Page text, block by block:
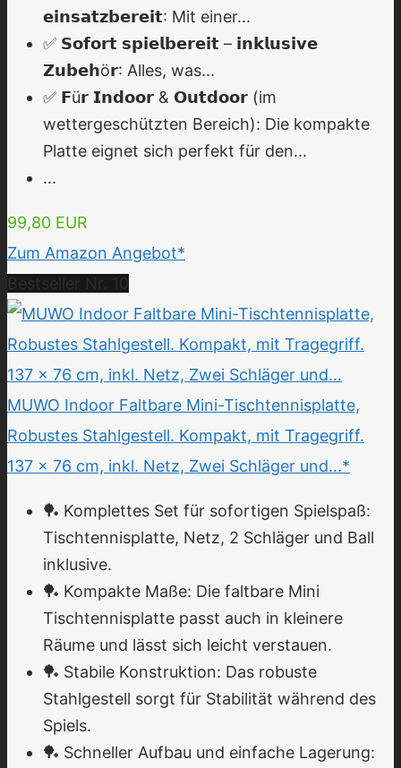
𝗲𝗶𝗻𝘀𝗮𝘁𝘇𝗯𝗲𝗿𝗲𝗶𝘁: Mit einer...
✅ 𝗦𝗼𝗳𝗼𝗿𝘁 𝘀𝗽𝗶𝗲𝗹𝗯𝗲𝗿𝗲𝗶𝘁 – 𝗶𝗻𝗸𝗹𝘂𝘀𝗶𝘃𝗲
𝗭𝘂𝗯𝗲𝗵ö𝗿: Alles, was...
✅ 𝗙ü𝗿 𝗜𝗻𝗱𝗼𝗼𝗿 & 𝗢𝘂𝘁𝗱𝗼𝗼𝗿 (im
wettergeschützten Bereich): Die kompakte
Platte eignet sich perfekt für den...
...
99,80 EUR
Zum Amazon Angebot*
MUWO Indoor Faltbare Mini-Tischtennisplatte,
Robustes Stahlgestell. Kompakt, mit Tragegriff.
137 × 76 cm, inkl. Netz, Zwei Schläger und...*
🏓 Komplettes Set für sofortigen Spielspaß:
Tischtennisplatte, Netz, 2 Schläger und Ball
inklusive.
🏓 Kompakte Maße: Die faltbare Mini
Tischtennisplatte passt auch in kleinere
Räume und lässt sich leicht verstauen.
🏓 Stabile Konstruktion: Das robuste
Stahlgestell sorgt für Stabilität während des
Spiels.
🏓 Schneller Aufbau und einfache Lagerung: